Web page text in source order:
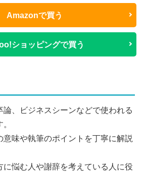
Amazonで買う
ショッピングで買う
論、ビジネスシーンなどで使われる
意味や執筆のポイントを丁寧に解説
に悩む人や謝辞を考えている人に役